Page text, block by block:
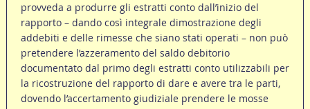
provveda a produrre gli estratti conto dall’inizio del
rapporto – dando così integrale dimostrazione degli
addebiti e delle rimesse che siano stati operati – non può
pretendere l’azzeramento del saldo debitorio
documentato dal primo degli estratti conto utilizzabili per
la ricostruzione del rapporto di dare e avere tra le parti,
dovendo l’accertamento giudiziale prendere le mosse